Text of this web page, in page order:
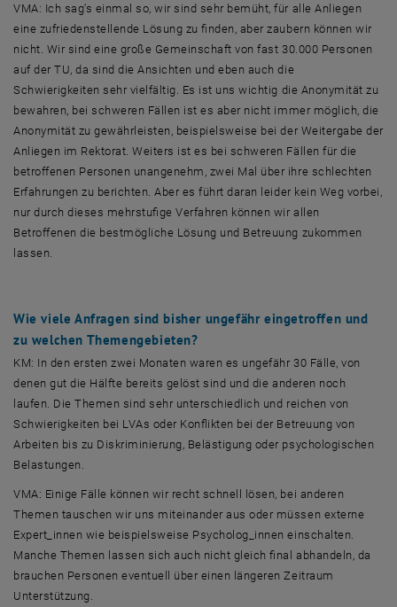
VMA: Ich sag’s einmal so, wir sind sehr bemüht, für alle Anliegen
eine zufriedenstellende Lösung zu finden, aber zaubern können wir
nicht. Wir sind eine große Gemeinschaft von fast 30.000 Personen
auf der TU, da sind die Ansichten und eben auch die
Schwierigkeiten sehr vielfältig. Es ist uns wichtig die Anonymität zu
bewahren, bei schweren Fällen ist es aber nicht immer möglich, die
Anonymität zu gewährleisten, beispielsweise bei der Weitergabe der
Anliegen im Rektorat. Weiters ist es bei schweren Fällen für die
betroffenen Personen unangenehm, zwei Mal über ihre schlechten
Erfahrungen zu berichten. Aber es führt daran leider kein Weg vorbei,
nur durch dieses mehrstufige Verfahren können wir allen
Betroffenen die bestmögliche Lösung und Betreuung zukommen
lassen.
Wie viele Anfragen sind bisher ungefähr eingetroffen und
zu welchen Themengebieten?
KM: In den ersten zwei Monaten waren es ungefähr 30 Fälle, von
denen gut die Hälfte bereits gelöst sind und die anderen noch
laufen. Die Themen sind sehr unterschiedlich und reichen von
Schwierigkeiten bei LVAs oder Konflikten bei der Betreuung von
Arbeiten bis zu Diskriminierung, Belästigung oder psychologischen
Belastungen.
VMA: Einige Fälle können wir recht schnell lösen, bei anderen
Themen tauschen wir uns miteinander aus oder müssen externe
Expert_innen wie beispielsweise Psycholog_innen einschalten.
Manche Themen lassen sich auch nicht gleich final abhandeln, da
brauchen Personen eventuell über einen längeren Zeitraum
Unterstützung.